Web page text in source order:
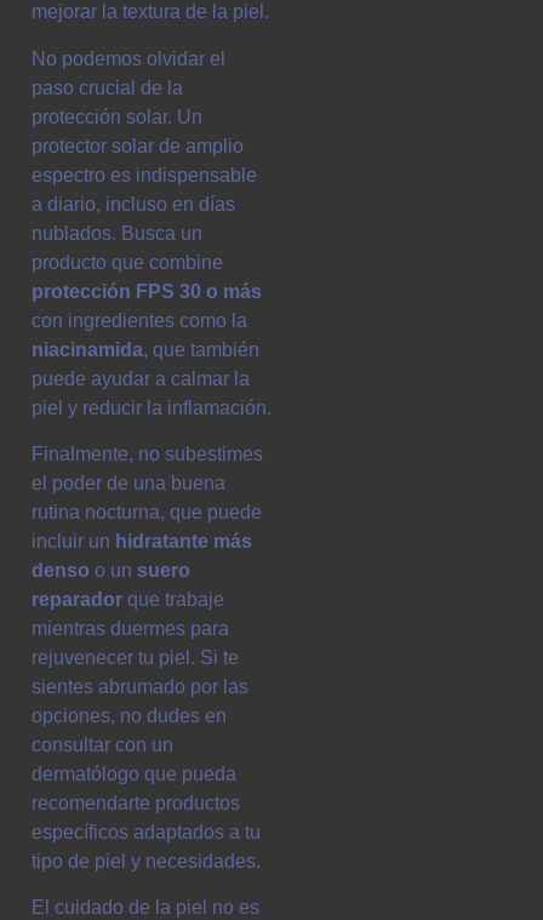
mejorar la textura de la piel.
No podemos olvidar el
paso crucial de la
protección solar. Un
protector solar de amplio
espectro es indispensable
a diario, incluso en días
nublados. Busca un
producto que combine
protección FPS 30 o más
con ingredientes como la
niacinamida, que también
puede ayudar a calmar la
piel y reducir la inflamación.
Finalmente, no subestimes
el poder de una buena
rutina nocturna, que puede
incluir un hidratante más
denso o un suero
reparador que trabaje
mientras duermes para
rejuvenecer tu piel. Si te
sientes abrumado por las
opciones, no dudes en
consultar con un
dermatólogo que pueda
recomendarte productos
específicos adaptados a tu
tipo de piel y necesidades.
El cuidado de la piel no es